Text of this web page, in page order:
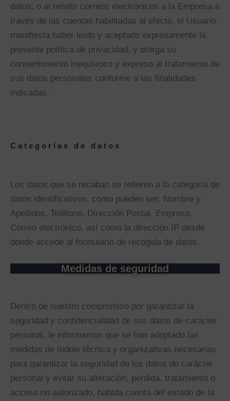
datos, o al remitir correos electrónicos a la Empresa a
través de las cuentas habilitadas al efecto, el Usuario
manifiesta haber leído y aceptado expresamente la
presente política de privacidad, y otorga su
consentimiento inequívoco y expreso al tratamiento de
sus datos personales conforme a las finalidades
indicadas.
Categorías de datos
Los datos que se recaban se refieren a la categoría de
datos identificativos, como pueden ser: Nombre y
Apellidos, Teléfono, Dirección Postal, Empresa,
Correo electrónico, así como la dirección IP desde
donde accede al formulario de recogida de datos.
Medidas de seguridad
Dentro de nuestro compromiso por garantizar la
seguridad y confidencialidad de sus datos de carácter
personal, le informamos que se han adoptado las
medidas de índole técnica y organizativas necesarias
para garantizar la seguridad de los datos de carácter
personal y evitar su alteración, pérdida, tratamiento o
acceso no autorizado, habida cuenta del estado de la